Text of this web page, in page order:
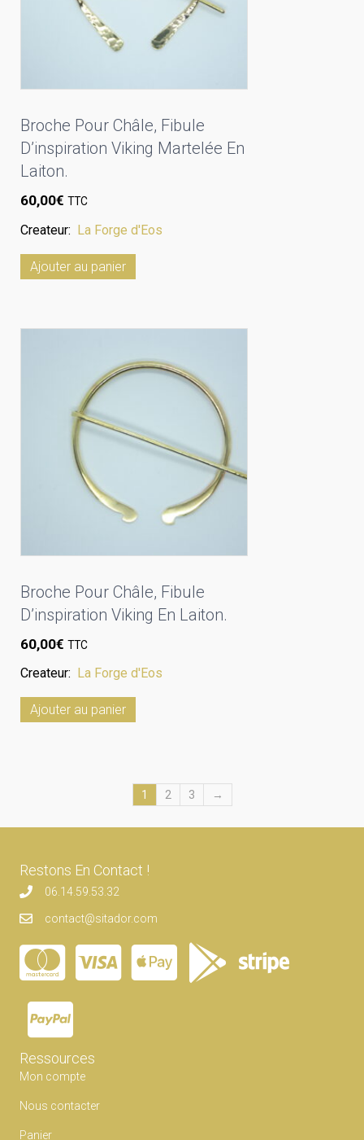
Broche Pour Châle, Fibule
D’inspiration Viking Martelée En
Laiton.
60,00€ TTC
Createur: La Forge d'Eos
Ajouter au panier
Broche Pour Châle, Fibule
D’inspiration Viking En Laiton.
60,00€ TTC
Createur: La Forge d'Eos
Ajouter au panier
1 2 3 →
Restons En Contact !
06.14.59.53.32
contact@sitador.com
Ressources
Mon compte
Nous contacter
Panier